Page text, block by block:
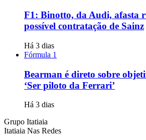
F1: Binotto, da Audi, afasta
possível contratação de Sainz
Há 3 dias
Fórmula 1
Bearman é direto sobre
‘Ser piloto da Ferrari’
Há 3 dias
Grupo Itatiaia
Itatiaia Nas Redes